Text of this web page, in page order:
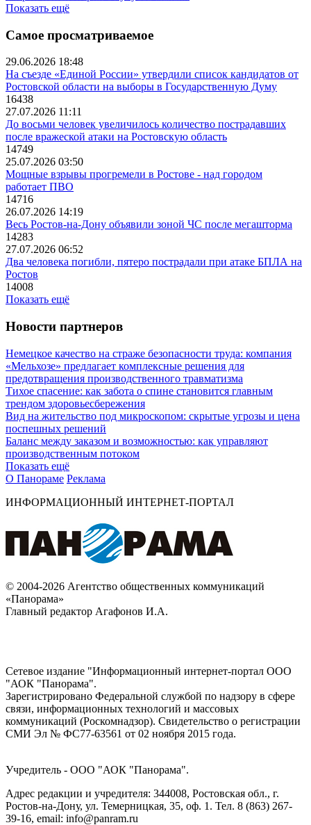
Показать ещё
Самое просматриваемое
29.06.2026 18:48
На съезде «Единой России» утвердили список кандидатов от
Ростовской области на выборы в Государственную Думу
16438
27.07.2026 11:11
До восьми человек увеличилось количество пострадавших
после вражеской атаки на Ростовскую область
14749
25.07.2026 03:50
Мощные взрывы прогремели в Ростове - над городом
работает ПВО
14716
26.07.2026 14:19
Весь Ростов-на-Дону объявили зоной ЧС после мегашторма
14283
27.07.2026 06:52
Два человека погибли, пятеро пострадали при атаке БПЛА на
Ростов
14008
Показать ещё
Новости партнеров
Немецкое качество на страже безопасности труда: компания
«Мельхозе» предлагает комплексные решения для
предотвращения производственного травматизма
Тихое спасение: как забота о спине становится главным
трендом здоровьесбережения
Вид на жительство под микроскопом: скрытые угрозы и цена
поспешных решений
Баланс между заказом и возможностью: как управляют
производственным потоком
Показать ещё
О Панораме Реклама
ИНФОРМАЦИОННЫЙ ИНТЕРНЕТ-ПОРТАЛ
© 2004-2026 Агентство общественных коммуникаций
«Панорама»
Главный редактор Агафонов И.А.
Сетевое издание "Информационный интернет-портал ООО
"АОК "Панорама".
Зарегистрировано Федеральной службой по надзору в сфере
связи, информационных технологий и массовых
коммуникаций (Роскомнадзор). Cвидетельство о регистрации
СМИ Эл № ФС77-63561 от 02 ноября 2015 года.
Учредитель - ООО "АОК "Панорама".
Адрес редакции и учредителя: 344008, Ростовская обл., г.
Ростов-на-Дону, ул. Темерницкая, 35, оф. 1. Тел. 8 (863) 267-
39-16, email: info@panram.ru